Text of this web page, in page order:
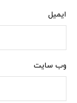
ایمیل
وب‌ سایت